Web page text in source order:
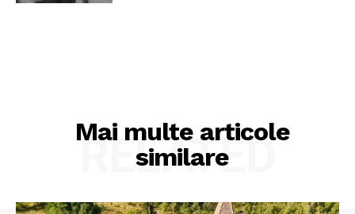
Mai multe articole
similare
RELATED